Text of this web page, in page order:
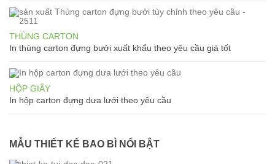
THÙNG CARTON
In thùng carton đựng bưởi xuất khẩu theo yêu cầu giá tốt
HỘP GIẤY
In hộp carton đựng dưa lưới theo yêu cầu
MẪU THIẾT KẾ BAO BÌ NỔI BẬT